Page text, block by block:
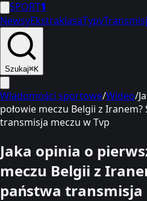
SPORT1
NewsyEkstraklasaTypy
Szukaj⌘K
Wiadomości sportowe/Wideo/
połowie meczu Belgii z Iranem?
transmisja meczu w Tvp
Jaka opinia o
meczu Belgii z
państwa transmisja